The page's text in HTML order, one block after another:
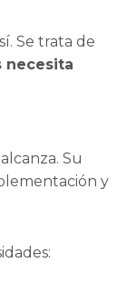
Se trata de
necesita
Su
y